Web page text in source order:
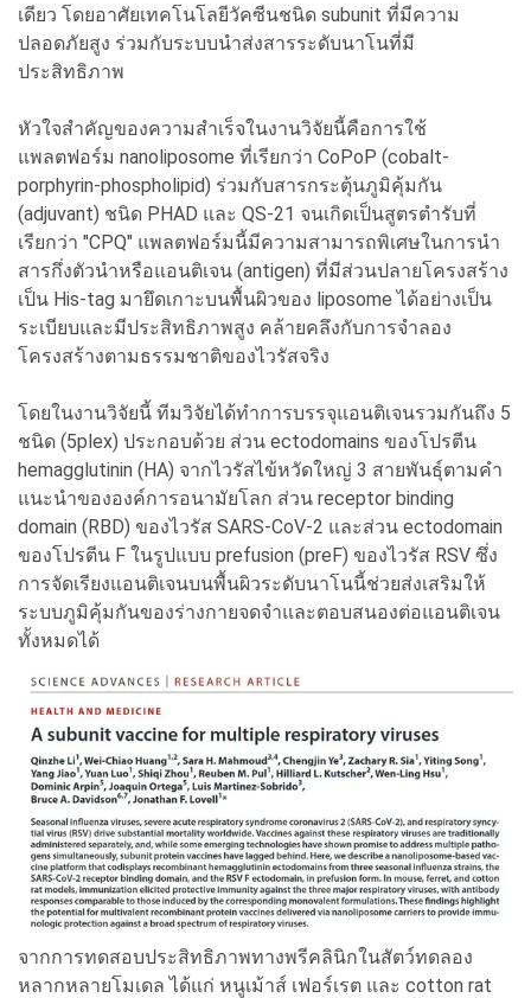
เดียว โดยอาศัยเทคโนโลยีวัคซีนชนิด subunit ที่มีความ
ปลอดภัยสูง ร่วมกับระบบนำส่งสารระดับนาโนที่มี
ประสิทธิภาพ
หัวใจสำคัญของความสำเร็จในงานวิจัยนี้คือการใช้
แพลตฟอร์ม nanoliposome ที่เรียกว่า CoPoP (cobalt-
porphyrin-phospholipid) ร่วมกับสารกระตุ้นภูมิคุ้มกัน
(adjuvant) ชนิด PHAD และ QS-21 จนเกิดเป็นสูตรตำรับที่
เรียกว่า "CPQ" แพลตฟอร์มนี้มีความสามารถพิเศษในการนำ
สารกึ่งตัวนำหรือแอนติเจน (antigen) ที่มีส่วนปลายโครงสร้าง
เป็น His-tag มายึดเกาะบนพื้นผิวของ liposome ได้อย่างเป็น
ระเบียบและมีประสิทธิภาพสูง คล้ายคลึงกับการจำลอง
โครงสร้างตามธรรมชาติของไวรัสจริง
โดยในงานวิจัยนี้ ทีมวิจัยได้ทำการบรรจุแอนติเจนรวมกันถึง 5
ชนิด (5plex) ประกอบด้วย ส่วน ectodomains ของโปรตีน
hemagglutinin (HA) จากไวรัสไข้หวัดใหญ่ 3 สายพันธุ์ตามคำ
แนะนำขององค์การอนามัยโลก ส่วน receptor binding
domain (RBD) ของไวรัส SARS-CoV-2 และส่วน ectodomain
ของโปรตีน F ในรูปแบบ prefusion (preF) ของไวรัส RSV ซึ่ง
การจัดเรียงแอนติเจนบนพื้นผิวระดับนาโนนี้ช่วยส่งเสริมให้
ระบบภูมิคุ้มกันของร่างกายจดจำและตอบสนองต่อแอนติเจน
ทั้งหมดได้
จากการทดสอบประสิทธิภาพทางพรีคลินิกในสัตว์ทดลอง
หลากหลายโมเดล ได้แก่ หนูเม้าส์ เฟอร์เรต และ cotton rat